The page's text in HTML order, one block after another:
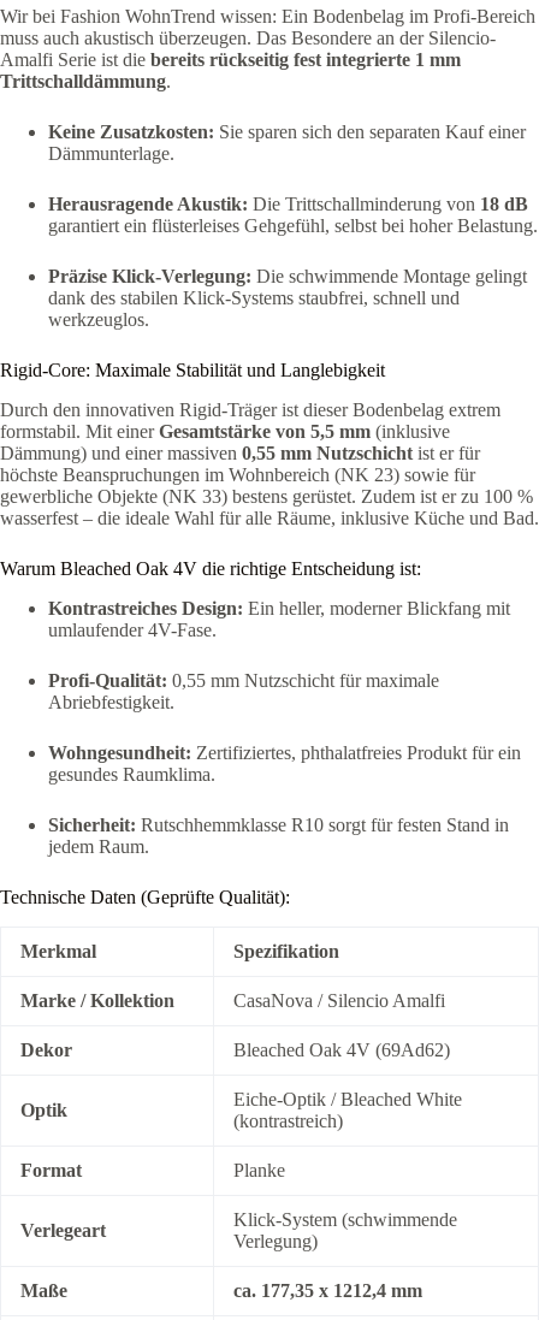
Wir bei Fashion WohnTrend wissen: Ein Bodenbelag im Profi-Bereich
muss auch akustisch überzeugen. Das Besondere an der Silencio-
Amalfi Serie ist die bereits rückseitig fest integrierte 1 mm
Trittschalldämmung.
Keine Zusatzkosten: Sie sparen sich den separaten Kauf einer
Dämmunterlage.
Herausragende Akustik: Die Trittschallminderung von 18 dB
garantiert ein flüsterleises Gehgefühl, selbst bei hoher Belastung.
Präzise Klick-Verlegung: Die schwimmende Montage gelingt
dank des stabilen Klick-Systems staubfrei, schnell und
werkzeuglos.
Rigid-Core: Maximale Stabilität und Langlebigkeit
Durch den innovativen Rigid-Träger ist dieser Bodenbelag extrem
formstabil. Mit einerGesamtstärke von 5,5 mm (inklusive
Dämmung) und einer massiven 0,55 mm Nutzschicht ist er für
höchste Beanspruchungen im Wohnbereich (NK 23) sowie für
gewerbliche Objekte (NK 33) bestens gerüstet. Zudem ist er zu 100 %
wasserfest – die ideale Wahl für alle Räume, inklusive Küche und Bad.
Warum Bleached Oak 4V die richtige Entscheidung ist:
Kontrastreiches Design: Ein heller, moderner Blickfang mit
umlaufender 4V-Fase.
Profi-Qualität: 0,55 mm Nutzschicht für maximale
Abriebfestigkeit.
Wohngesundheit: Zertifiziertes, phthalatfreies Produkt für ein
gesundes Raumklima.
Sicherheit: Rutschhemmklasse R10 sorgt für festen Stand in
jedem Raum.
Technische Daten (Geprüfte Qualität):
Merkmal Spezifikation
Marke / Kollektion CasaNova / Silencio Amalfi
Dekor Bleached Oak 4V (69Ad62)
Optik
Eiche-Optik / Bleached White
(kontrastreich)
Format Planke
Verlegeart
Klick-System (schwimmende
Verlegung)
Maße ca. 177,35 x 1212,4 mm